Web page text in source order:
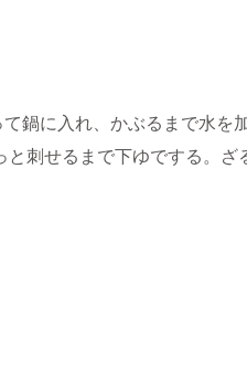
鍋に入れ、かぶるまで水を
刺せるまで下ゆでする。ざ